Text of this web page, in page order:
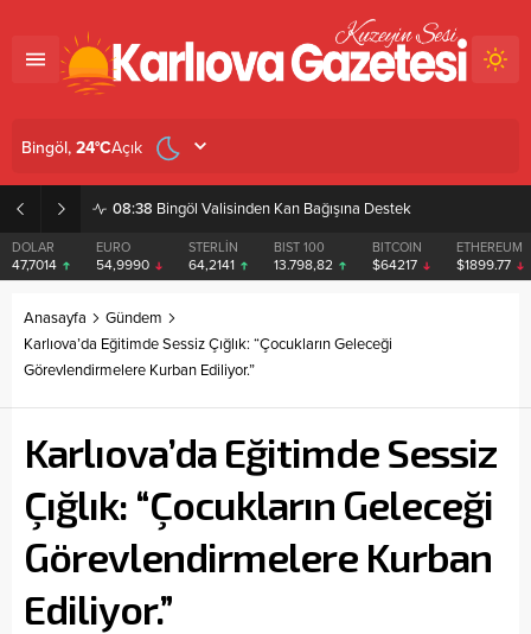
08:38 Bingöl Valisinden Kan Bağışına Destek
DOLAR
47,7014
EURO
54,9990
STERLİN
64,2141
BIST 100
13.798,82
BITCOIN
$64217
ETHEREUM
$1899.77
Bingöl, 24°CAçık
Anasayfa
Gündem
Karlıova’da Eğitimde Sessiz Çığlık: “Çocukların Geleceği
Görevlendirmelere Kurban Ediliyor.”
Karlıova’da Eğitimde Sessiz
Çığlık: “Çocukların Geleceği
Görevlendirmelere Kurban
Ediliyor.”